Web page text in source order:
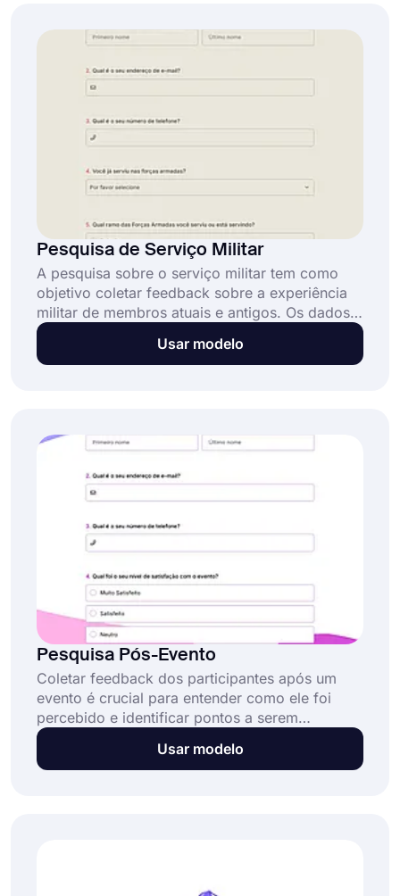
Pesquisa de Serviço Militar
A pesquisa sobre o serviço militar tem como
objetivo coletar feedback sobre a experiência
militar de membros atuais e antigos. Os dados
coletados serão utilizados para entender melhor
as necessidades e experiências das pessoas
Usar modelo
Pesquisa Pós-Evento
Coletar feedback dos participantes após um
evento é crucial para entender como ele foi
percebido e identificar pontos a serem
melhorados. Uma pesquisa pós-evento é um
método valioso para coletar informações e
Usar modelo